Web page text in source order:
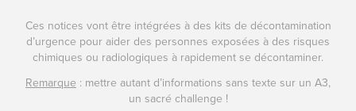
Ces notices vont être intégrées à des kits de décontamination
d’urgence pour aider des personnes exposées à des risques
chimiques ou radiologiques à rapidement se décontaminer.
Remarque : mettre autant d’informations sans texte sur un A3,
un sacré challenge !